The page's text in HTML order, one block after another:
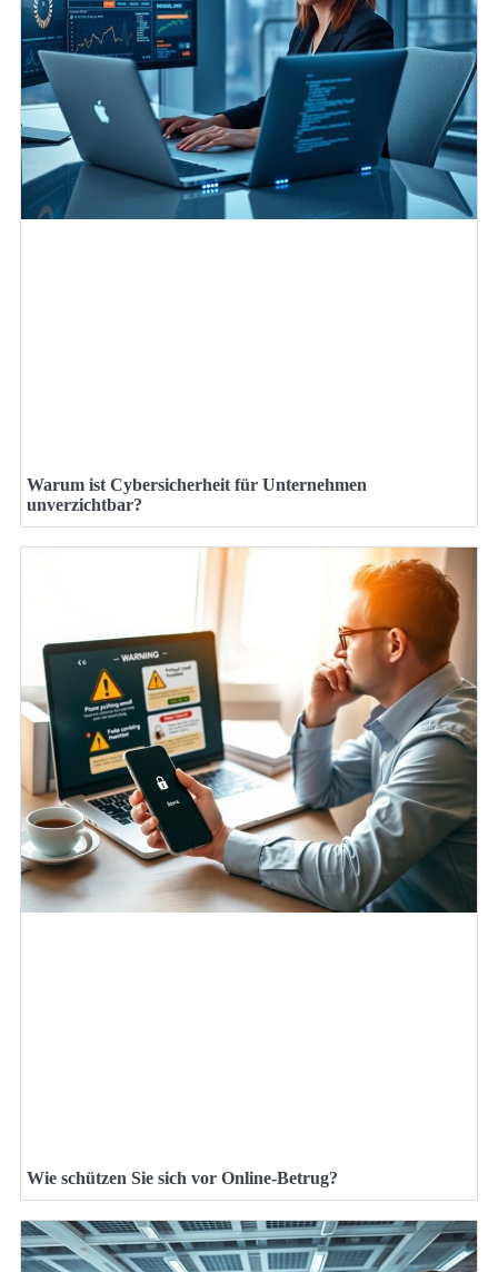
Warum ist Cybersicherheit für Unternehmen
unverzichtbar?
Wie schützen Sie sich vor Online-Betrug?